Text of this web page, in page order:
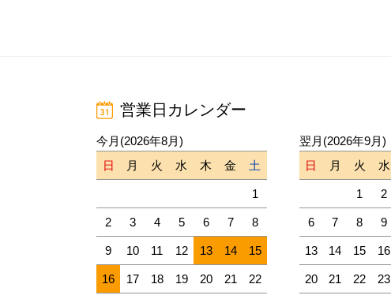
営業日カレンダー
今月(2026年8月)
日
月 火 水 木 金 土
1
2 3 4 5 6 7 8
9 10 11 12 13 14 15
16 17 18 19 20 21 22
翌月(2026年9月)
日
月 火 水
1 2
6 7 8 9
13 14 15 16
20 21 22 23